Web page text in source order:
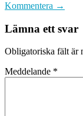
Kommentera →
Lämna ett svar
Obligatoriska fält är
Meddelande *